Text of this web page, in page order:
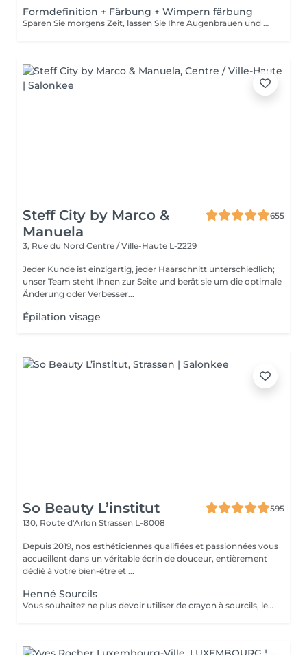
Formdefinition + Färbung + Wimpern färbung
Sparen Sie morgens Zeit, lassen Sie Ihre Augenbrauen und Wimpern machen! Wie wird die Formgebung, das Färben Augenbrauen und Wimpern durchgeführt? - Beratung (um die perfekte Form und Farbe zu besprechen) - Vorbereitung (Augenbrauen werden gewaschen und markiert) - wachsen (Überschüssige Haare werden mit Wachs entfernt) - zupfen (Überschüssige Haare werden mit einer Pinzette entfernt) - färben (Farbe oder Henna wird aufgetragen) - Überschüssige Farbe wird entfernt - Antiseptikum und Creme werden aufgetragen - Wimpern werden gewaschen - Augencreme wird aufgetragen - Klebeband und die Patches werden aufgetragen - färben - Klebeband und die Patches werden entfernt Altersbeschränkungen: empfohlenes Mindestalter ab 14 Jahren. Empfehlungen nach dem Eingriff: die Augenbrauen und Wimpern vor 24 Stunden nicht nass machen und kein Make-up auftragen. Frequenz: einmal in 3-4 Wochen.
Steff City by Marco &
Manuela
655
3, Rue du Nord Centre / Ville-Haute L-2229
Jeder Kunde ist einzigartig, jeder Haarschnitt unterschiedlich;
unser Team steht Ihnen zur Seite und berät sie um die optimale
Änderung oder Verbesser...
Épilation visage
So Beauty L’institut
595
130, Route d'Arlon Strassen L-8008
Depuis 2019, nos esthéticiennes qualifiées et passionnées vous
accueillent dans un véritable écrin de douceur, entièrement
dédié à votre bien-être et ...
Henné Sourcils
Vous souhaitez ne plus devoir utiliser de crayon à sourcils, le henné est ce qu'il vous faut. Il s'agit d'une teinture végétale qui va colorer la peau pendant 2 semaines et teinter les sourcils pendant au moins 6 semaines. Vous obtiendrez ainsi des sourcils parfaitement redessinés de façon plus durable. Le henné peut également être la solution pour raviver un microblading entre deux retouches, ceci vous permettra de tenir un peu plus longtemps avant de refaire le microblading. ATTENTION: Un rafraîchissement des sourcils est compris dans cette prestation mais pas une restructuration de sourcils.